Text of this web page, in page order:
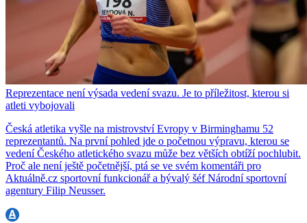
Reprezentace není výsada vedení svazu. Je to příležitost, kterou si
atleti vybojovali
Česká atletika vyšle na mistrovství Evropy v Birminghamu 52
reprezentantů. Na první pohled jde o početnou výpravu, kterou se
vedení Českého atletického svazu může bez větších obtíží pochlubit.
Proč ale není ještě početnější, ptá se ve svém komentáři pro
Aktuálně.cz sportovní funkcionář a bývalý šéf Národní sportovní
agentury Filip Neusser.